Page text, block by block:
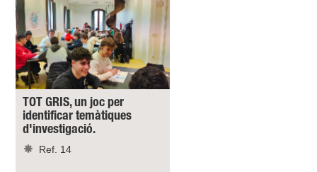
TOT GRIS, un joc per
identificar temàtiques
d'investigació.
Ref. 14